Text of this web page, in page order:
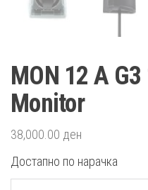
MON 12 A
Monitor
38,000.00 ден
Достапно по нарачка